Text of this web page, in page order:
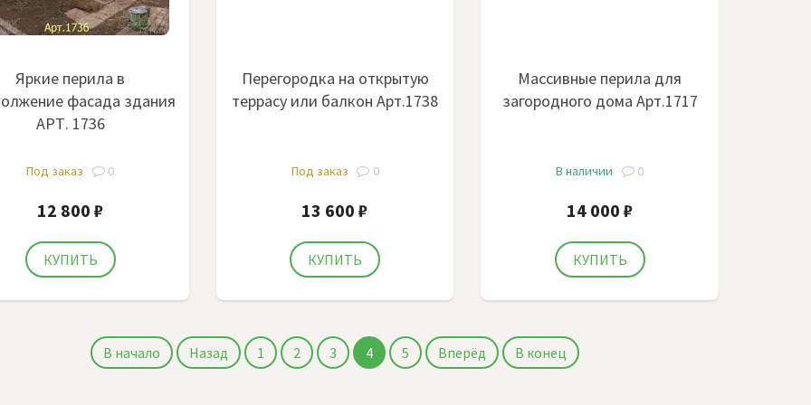
Яркие перила в
фасада здания
АРТ. 1736
Под заказ 0
12 800 ₽
Перегородка на открытую
террасу или балкон Арт.1738
Под заказ 0
13 600 ₽
Массивные перила для
загородного дома Арт.1717
В наличии 0
14 000 ₽
В начало Назад 1 2 3 4 5 Вперёд В конец